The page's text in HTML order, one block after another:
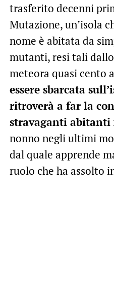
trasferito decenni
Mutazione, un’isola
nome è abitata da
mutanti, resi tali
meteora quasi cento
essere sbarcata
ritroverà a far la
stravaganti abitanti
nonno negli ultimi
dal quale apprende
ruolo che ha assolto